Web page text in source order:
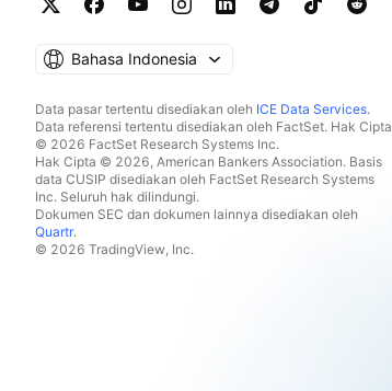
Bahasa Indonesia
Data pasar tertentu disediakan oleh ICE Data Services.
Data referensi tertentu disediakan oleh FactSet. Hak Cipta
© 2026 FactSet Research Systems Inc.
Hak Cipta © 2026, American Bankers Association. Basis
data CUSIP disediakan oleh FactSet Research Systems
Inc. Seluruh hak dilindungi.
Dokumen SEC dan dokumen lainnya disediakan oleh
Quartr.
© 2026 TradingView, Inc.